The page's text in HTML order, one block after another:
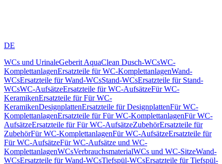
DE
WCs und UrinaleGeberit AquaClean Dusch-WCsWC-
KomplettanlagenErsatzteile für WC-KomplettanlagenWand-
WCsErsatzteile für Wand-WCsStand-WCsErsatzteile für Stand-
WCsWC-AufsätzeErsatzteile für WC-AufsätzeFür WC-
KeramikenErsatzteile für Für WC-
KeramikenDesignplattenErsatzteile für DesignplattenFür WC-
KomplettanlagenErsatzteile für Für WC-KomplettanlagenFür WC-
AufsätzeErsatzteile für Für WC-AufsätzeZubehörErsatzteile für
ZubehörFür WC-KomplettanlagenFür WC-AufsätzeErsatzteile für
Für WC-AufsätzeFür WC-Aufsätze und WC-
KomplettanlagenWCsVerbrauchsmaterialWCs und WC-SitzeWand-
WCsErsatzteile für Wand-WCsTiefspül-WCsErsatzteile für Tiefspül-